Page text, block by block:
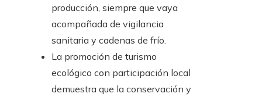
producción, siempre que vaya
acompañada de vigilancia
sanitaria y cadenas de frío.
La promoción de turismo
ecológico con participación local
demuestra que la conservación y